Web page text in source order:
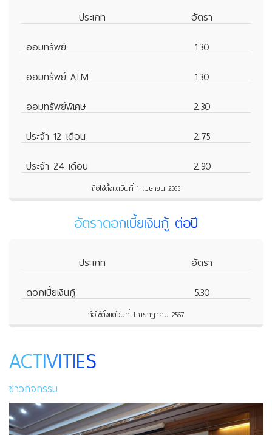
ประเภท
อัตรา
ออมทรัพย์
1.30
ออมทรัพย์ ATM
1.30
ออมทรัพย์พิเศษ
2.30
ประจำ 12 เดือน
2.75
ประจำ 24 เดือน
2.90
ถือใช้ตั้งแต่วันที่ 1 เมษายน 2565
อัตราดอกเบี้ยเงินกู้ ต่อปี
ประเภท
อัตรา
ดอกเบี้ยเงินกู้
5.30
ถือใช้ตั้งแต่วันที่ 1 กรกฎาคม 2567
ACTIVITIES
ข่าวกิจกรรม